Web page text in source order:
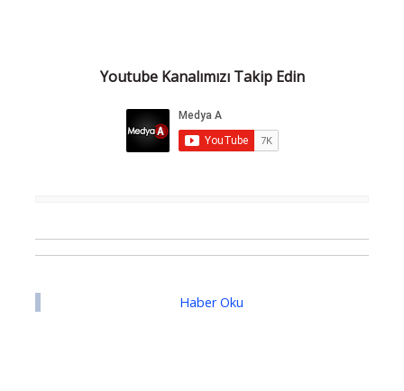
Youtube Kanalımızı Takip Edin
Haber Oku